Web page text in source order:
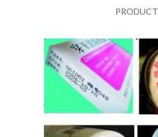
PRODUCT